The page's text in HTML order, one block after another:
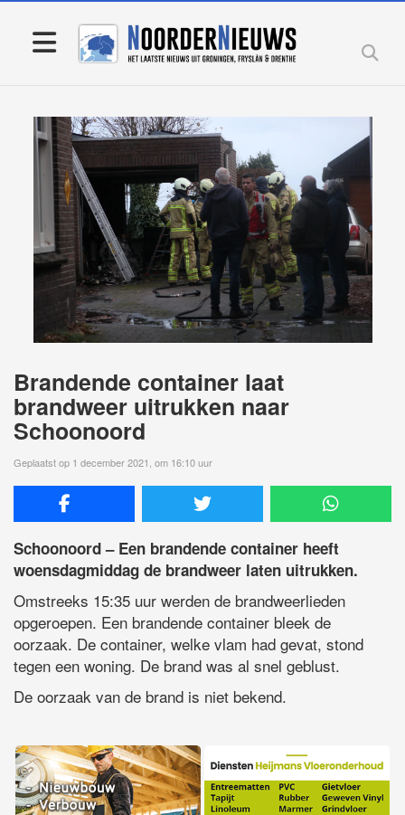
Brandende container laat
brandweer uitrukken naar
Schoonoord
Geplaatst op 1 december 2021, om 16:10 uur
Schoonoord – Een brandende container heeft
woensdagmiddag de brandweer laten uitrukken.
Omstreeks 15:35 uur werden de brandweerlieden
opgeroepen. Een brandende container bleek de
oorzaak. De container, welke vlam had gevat, stond
tegen een woning. De brand was al snel geblust.
De oorzaak van de brand is niet bekend.